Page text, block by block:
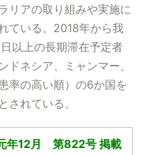
リアの取り組みや実施に
ている。2018年から我
以上の長期滞在予定者
ドネシア、ミャンマー、
率の高い順）の6か国を
されている。
年12月 第822号 掲載